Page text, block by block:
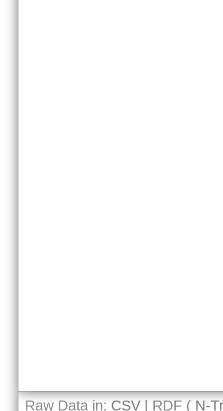
Raw Data in: CSV| RDF ( N-